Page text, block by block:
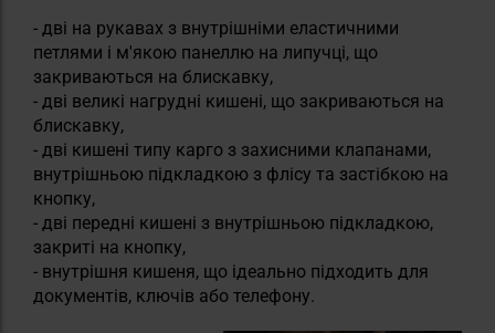
- дві на рукавах з внутрішніми еластичними
петлями і м'якою панеллю на липучці, що
закриваються на блискавку,
- дві великі нагрудні кишені, що закриваються на
блискавку,
- дві кишені типу карго з захисними клапанами,
внутрішньою підкладкою з флісу та застібкою на
кнопку,
- дві передні кишені з внутрішньою підкладкою,
закриті на кнопку,
- внутрішня кишеня, що ідеально підходить для
документів, ключів або телефону.